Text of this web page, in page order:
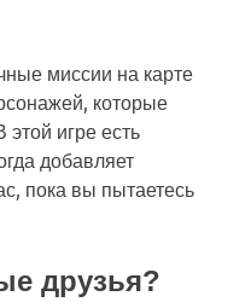
миссии на карте
которые
игре есть
добавляет
пока вы пытаетесь
друзья?